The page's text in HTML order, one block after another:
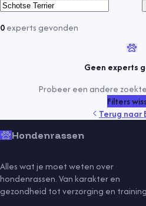
0experts gevonden
Geen experts
Probeer een andere
Filters
Terug naar
Hondenrassen
Alles wat je moet weten over
hondenrassen. Van karakter en
gezondheid tot verzorging en